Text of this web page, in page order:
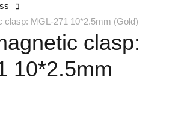
clasp: MGL-271 10*2.5mm (Gold)
clasp:
10*2.5mm